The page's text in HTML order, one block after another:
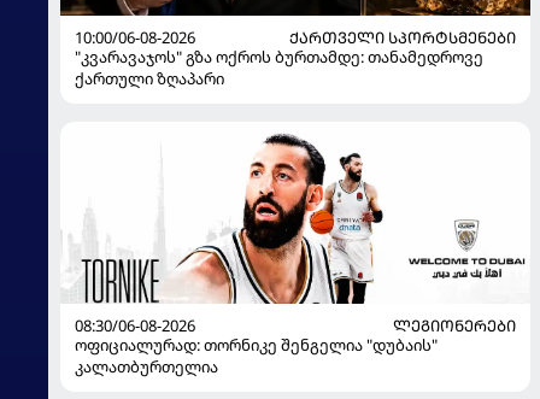
10:00/06-08-2026
ᲥᲐᲠᲗᲕᲔᲚᲘ ᲡᲞᲝᲠᲢᲡᲛᲔᲜᲔᲑᲘ
"კვარავაჯოს" გზა ოქროს ბურთამდე: თანამედროვე
ქართული ზღაპარი
08:30/06-08-2026
ᲚᲔᲒᲘᲝᲜᲔᲠᲔᲑᲘ
ოფიციალურად: თორნიკე შენგელია "დუბაის"
კალათბურთელია